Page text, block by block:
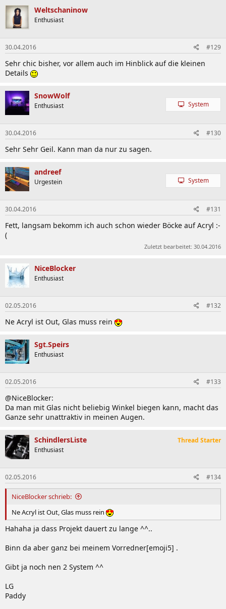
Weltschaninow
Enthusiast
30.04.2016 #129
Sehr chic bisher, vor allem auch im Hinblick auf die kleinen
Details
SnowWolf
Enthusiast System
30.04.2016 #130
Sehr Sehr Geil. Kann man da nur zu sagen.
andreef
Urgestein System
30.04.2016 #131
Fett, langsam bekomm ich auch schon wieder Böcke auf Acryl :-
(
Zuletzt bearbeitet: 30.04.2016
NiceBlocker
Enthusiast
02.05.2016 #132
Ne Acryl ist Out, Glas muss rein
Sgt.Speirs
Enthusiast
02.05.2016 #133
@NiceBlocker:
Da man mit Glas nicht beliebig Winkel biegen kann, macht das
Ganze sehr unattraktiv in meinen Augen.
SchindlersListe
Enthusiast
Thread Starter
02.05.2016 #134
NiceBlocker schrieb:
Ne Acryl ist Out, Glas muss rein
Hahaha ja dass Projekt dauert zu lange ^^..
Binn da aber ganz bei meinem Vorredner[emoji5] .
Gibt ja noch nen 2 System ^^
LG
Paddy